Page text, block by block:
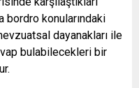
bordro konularındaki
dayanakları ile
bulabilecekleri bir